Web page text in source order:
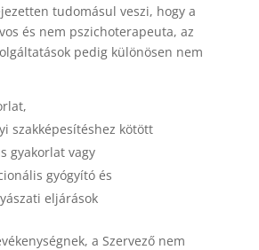
tudomásul veszi, hogy a
és nem pszichoterapeuta, az
pedig különösen nem
szakképesítéshez kötött
gyakorlat vagy
gyógyító és
eljárások
a Szervező nem